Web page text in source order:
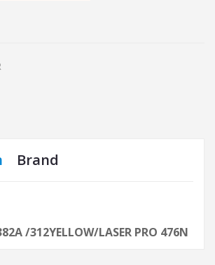
Brand
/312YELLOW/LASER PRO 476N